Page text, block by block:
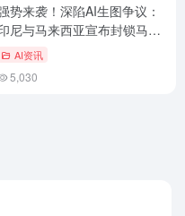
势来袭！​深陷AI生图争议：
尼与马来西亚宣布封锁马斯
克旗下Grok
AI资讯
5,030